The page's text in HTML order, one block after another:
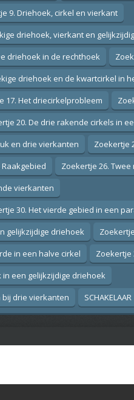
9. Driehoek, cirkel en vierkant
driehoek, vierkant en
driehoek in de rechthoek
driehoek en de kwartcirkel in
17. Het driecirkelprobleem
20. De drie rakende cirkels in
en drie vierkanten
Zoekertje
Zoekertje 26.
vierkanten
30. Het vierde gebied in een
gelijkzijdige driehoek
in een halve cirkel
Zoekertje
in een gelijkzijdige driehoek
bij drie vierkanten SCHAKELAAR